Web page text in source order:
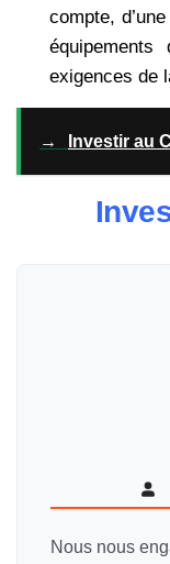
compte,
exigences de
→ Investir au
Nous nous